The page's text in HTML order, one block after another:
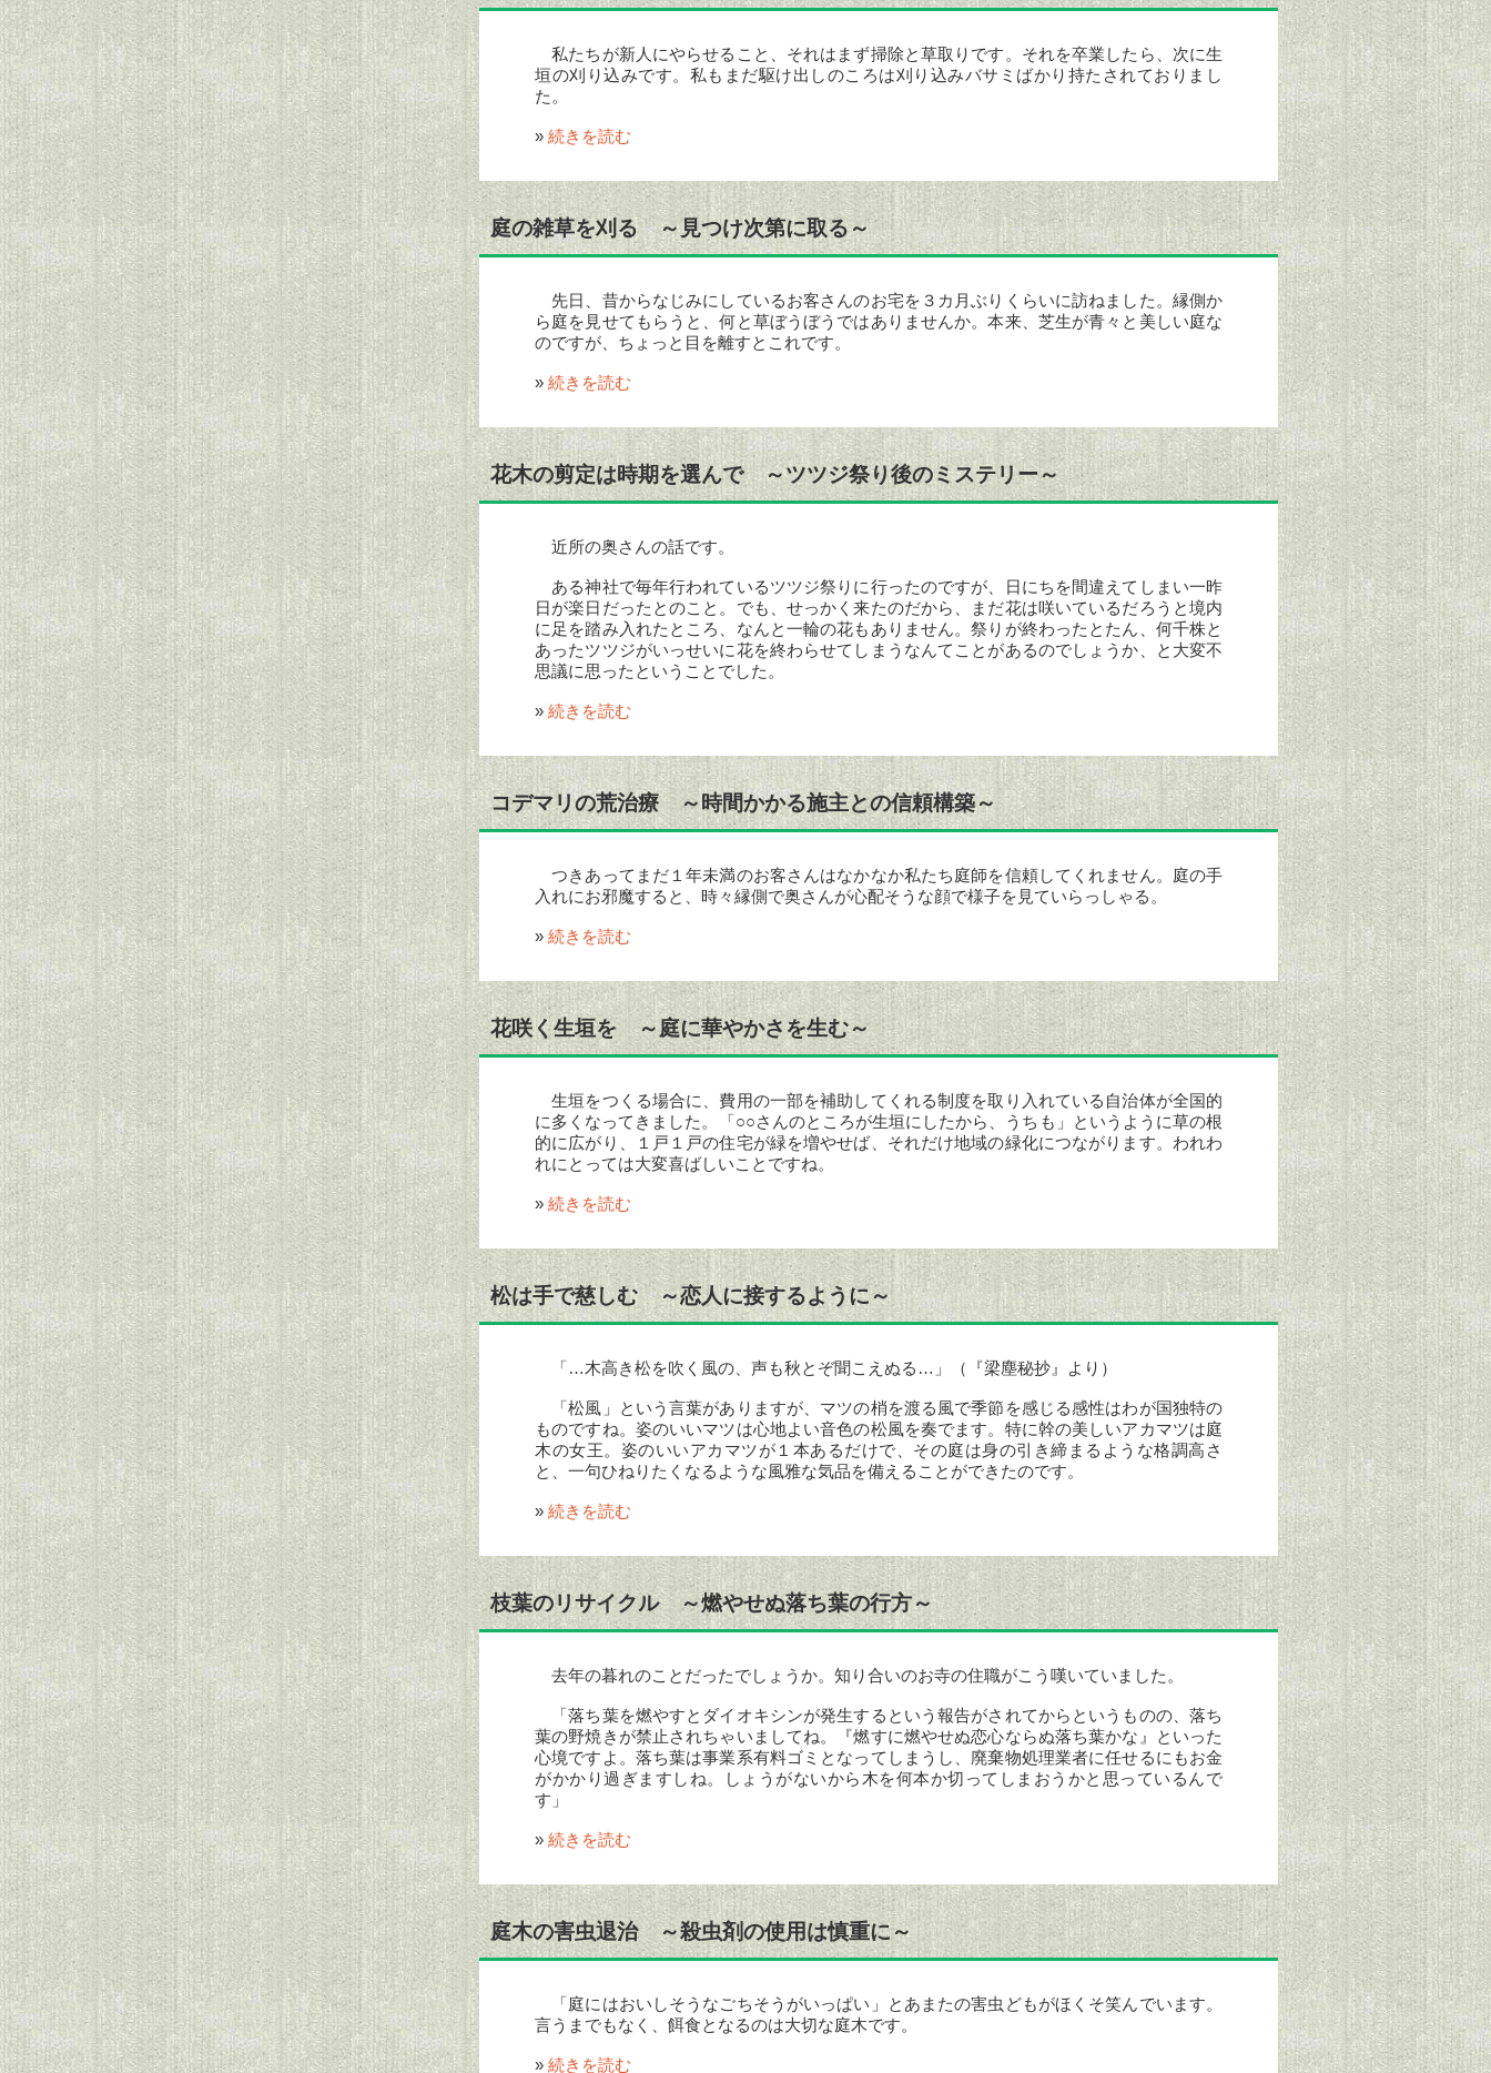
私たちが新人にやらせること、それはまず掃除と草取りです。それを卒業したら、次に生
垣の刈り込みです。私もまだ駆け出しのころは刈り込みバサミばかり持たされておりまし
た。
» 続きを読む
庭の雑草を刈る ～見つけ次第に取る～
先日、昔からなじみにしているお客さんのお宅を３カ月ぶりくらいに訪ねました。縁側か
ら庭を見せてもらうと、何と草ぼうぼうではありませんか。本来、芝生が青々と美しい庭な
のですが、ちょっと目を離すとこれです。
» 続きを読む
花木の剪定は時期を選んで ～ツツジ祭り後のミステリー～
近所の奥さんの話です。
ある神社で毎年行われているツツジ祭りに行ったのですが、日にちを間違えてしまい一昨
日が楽日だったとのこと。でも、せっかく来たのだから、まだ花は咲いているだろうと境内
に足を踏み入れたところ、なんと一輪の花もありません。祭りが終わったとたん、何千株と
あったツツジがいっせいに花を終わらせてしまうなんてことがあるのでしょうか、と大変不
思議に思ったということでした。
» 続きを読む
コデマリの荒治療 ～時間かかる施主との信頼構築～
つきあってまだ１年未満のお客さんはなかなか私たち庭師を信頼してくれません。庭の手
入れにお邪魔すると、時々縁側で奥さんが心配そうな顔で様子を見ていらっしゃる。
» 続きを読む
花咲く生垣を ～庭に華やかさを生む～
生垣をつくる場合に、費用の一部を補助してくれる制度を取り入れている自治体が全国的
に多くなってきました。「○○さんのところが生垣にしたから、うちも」というように草の根
的に広がり、１戸１戸の住宅が緑を増やせば、それだけ地域の緑化につながります。われわ
れにとっては大変喜ばしいことですね。
» 続きを読む
松は手で慈しむ ～恋人に接するように～
「…木高き松を吹く風の、声も秋とぞ聞こえぬる…」（『梁塵秘抄』より）
「松風」という言葉がありますが、マツの梢を渡る風で季節を感じる感性はわが国独特の
ものですね。姿のいいマツは心地よい音色の松風を奏でます。特に幹の美しいアカマツは庭
木の女王。姿のいいアカマツが１本あるだけで、その庭は身の引き締まるような格調高さ
と、一句ひねりたくなるような風雅な気品を備えることができたのです。
» 続きを読む
枝葉のリサイクル ～燃やせぬ落ち葉の行方～
去年の暮れのことだったでしょうか。知り合いのお寺の住職がこう嘆いていました。
「落ち葉を燃やすとダイオキシンが発生するという報告がされてからというものの、落ち
葉の野焼きが禁止されちゃいましてね。『燃すに燃やせぬ恋心ならぬ落ち葉かな』といった
心境ですよ。落ち葉は事業系有料ゴミとなってしまうし、廃棄物処理業者に任せるにもお金
がかかり過ぎますしね。しょうがないから木を何本か切ってしまおうかと思っているんで
す」
» 続きを読む
庭木の害虫退治 ～殺虫剤の使用は慎重に～
「庭にはおいしそうなごちそうがいっぱい」とあまたの害虫どもがほくそ笑んでいます。
言うまでもなく、餌食となるのは大切な庭木です。
» 続きを読む